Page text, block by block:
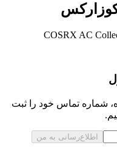
COSRX AC
شماره تماس خود را ثبت
اطلاع‌رسانی به من